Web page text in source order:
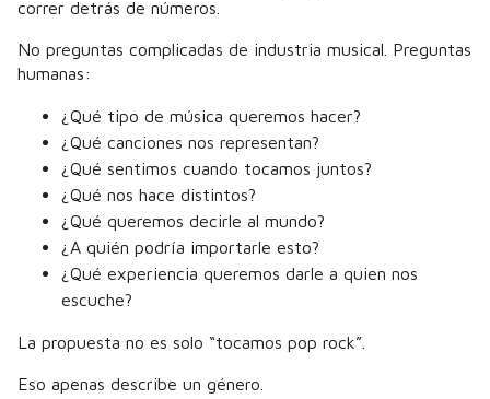
correr detrás de números.
No preguntas complicadas de industria musical. Preguntas
humanas:
¿Qué tipo de música queremos hacer?
¿Qué canciones nos representan?
¿Qué sentimos cuando tocamos juntos?
¿Qué nos hace distintos?
¿Qué queremos decirle al mundo?
¿A quién podría importarle esto?
¿Qué experiencia queremos darle a quien nos
escuche?
La propuesta no es solo “tocamos pop rock”.
Eso apenas describe un género.